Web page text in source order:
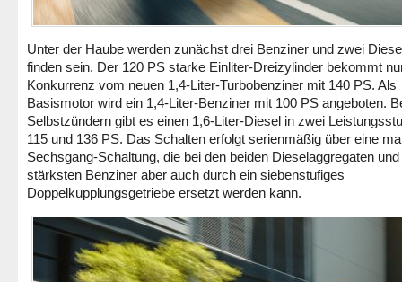
Unter der Haube werden zunächst drei Benziner und zwei
finden sein. Der 120 PS starke Einliter-Dreizylinder bekommt
Konkurrenz vom neuen 1,4-Liter-Turbobenziner mit 140 PS. Als
Basismotor wird ein 1,4-Liter-Benziner mit 100 PS angeboten.
Selbstzündern gibt es einen 1,6-Liter-Diesel in zwei
115 und 136 PS. Das Schalten erfolgt serienmäßig über eine
Sechsgang-Schaltung, die bei den beiden Dieselaggregaten
stärksten Benziner aber auch durch ein siebenstufiges
Doppelkupplungsgetriebe ersetzt werden kann.